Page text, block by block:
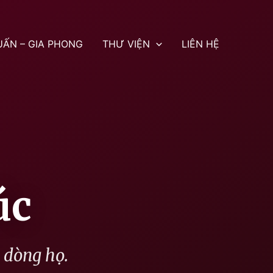
– GIA PHONG THƯ VIỆN LIÊN HỆ
họ.